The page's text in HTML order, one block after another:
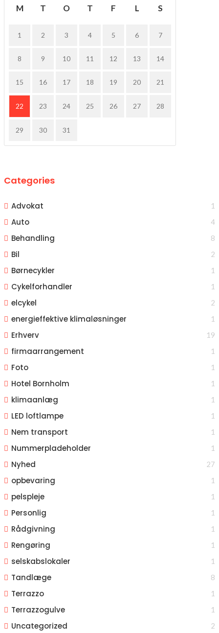
M T O T F L S
1 2 3 4 5 6 7
8 9 10 11 12 13 14
15 16 17 18 19 20 21
22 23 24 25 26 27 28
29 30 31
Categories
Advokat 1
Auto 4
Behandling 8
Bil 2
Børnecykler 1
Cykelforhandler 1
elcykel 2
energieffektive klimaløsninger 1
Erhverv 19
firmaarrangement 1
Foto 1
Hotel Bornholm 1
klimaanlæg 1
LED loftlampe 1
Nem transport 1
Nummerpladeholder 1
Nyhed 27
opbevaring 1
pelspleje 1
Personlig 1
Rådgivning 1
Rengøring 1
selskabslokaler 1
Tandlæge 8
Terrazzo 1
Terrazzogulve 1
Uncategorized 2